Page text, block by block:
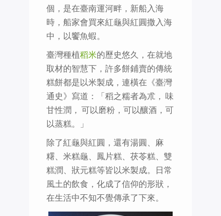
個，是在臺南運河畔，新船入海
時，船家會買來紅龜與紅圓撒入海
中，以饗魚蝦。
臺灣種植稻米的歷史悠久，在就地
取材的智慧下，許多餅鋪賣的傳統
糕餅都是以米製成，連橫在《臺灣
通史》寫道：「稻之糯者為朮， 味
甘性潤， 可以磨粉，可以釀酒，可
以蒸糕。」
除了紅龜與紅圓，還有湯圓、麻
糬、米糕龜、鳳片糕、茯苓糕、雙
糕潤、狀元糕等皆以米製成。日常
風土的飲食，化成了信仰的形狀，
在生活中不知不覺傳承了下來。